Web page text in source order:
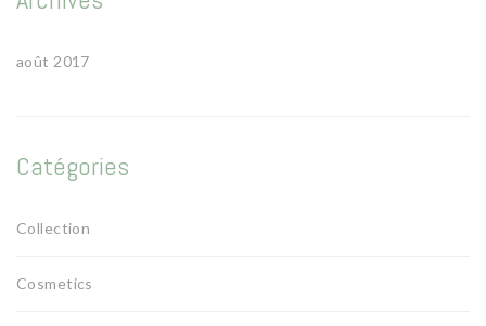
août 2017
Catégories
Collection
Cosmetics